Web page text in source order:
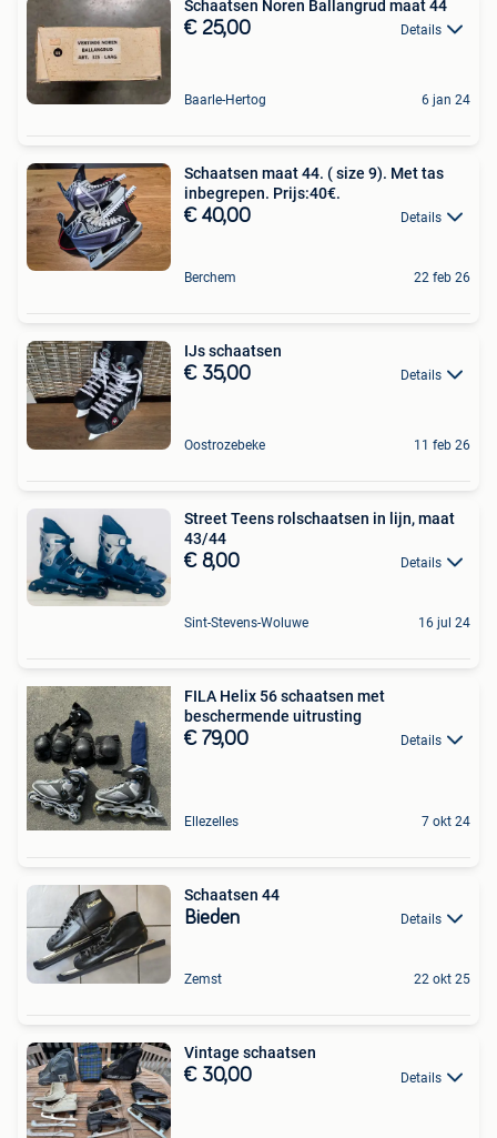
Schaatsen Noren Ballangrud maat 44
€ 25,00 Details
Baarle-Hertog 6 jan 24
Schaatsen maat 44. ( size 9). Met tas
inbegrepen. Prijs:40€.
€ 40,00 Details
Berchem 22 feb 26
IJs schaatsen
€ 35,00 Details
Oostrozebeke 11 feb 26
Street Teens rolschaatsen in lijn, maat
43/44
€ 8,00 Details
Sint-Stevens-Woluwe 16 jul 24
FILA Helix 56 schaatsen met
beschermende uitrusting
€ 79,00 Details
Ellezelles 7 okt 24
Schaatsen 44
Bieden Details
Zemst 22 okt 25
Vintage schaatsen
€ 30,00 Details